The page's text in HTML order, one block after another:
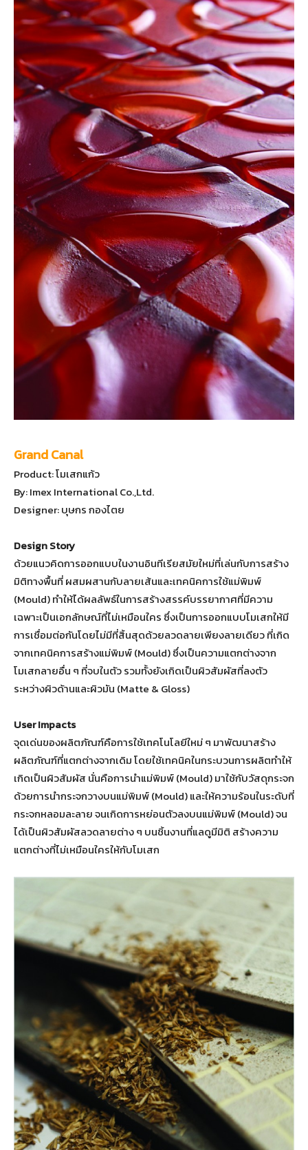
Grand Canal
Product: โมเสกแก้ว
By: Imex International Co.,Ltd.
Designer: บุษกร กองไตย
Design Story
ด้วยแนวคิดการออกแบบในงานอินทีเรียสมัยใหม่ที่เล่นกับการสร้าง
มิติทางพื้นที่ ผสมผสานกับลายเส้นและเทคนิคการใช้แม่พิมพ์
(Mould) ทำให้ได้ผลลัพธ์ในการสร้างสรรค์บรรยากาศที่มีความ
เฉพาะเป็นเอกลักษณ์ที่ไม่เหมือนใคร ซึ่งเป็นการออกแบบโมเสกให้มี
การเชื่อมต่อกันโดยไม่มีที่สิ้นสุดด้วยลวดลายเพียงลายเดียว ที่เกิด
จากเทคนิคการสร้างแม่พิมพ์ (Mould) ซึ่งเป็นความแตกต่างจาก
โมเสกลายอื่น ๆ ที่จบในตัว รวมทั้งยังเกิดเป็นผิวสัมผัสที่ลงตัว
ระหว่างผิวด้านและผิวมัน (Matte & Gloss)
User Impacts
จุดเด่นของผลิตภัณฑ์คือการใช้เทคโนโลยีใหม่ ๆ มาพัฒนาสร้าง
ผลิตภัณฑ์ที่แตกต่างจากเดิม โดยใช้เทคนิคในกระบวนการผลิตทำให้
เกิดเป็นผิวสัมผัส นั่นคือการนำแม่พิมพ์ (Mould) มาใช้กับวัสดุกระจก
ด้วยการนำกระจกวางบนแม่พิมพ์ (Mould) และให้ความร้อนในระดับที่
กระจกหลอมละลาย จนเกิดการหย่อนตัวลงบนแม่พิมพ์ (Mould) จน
ได้เป็นผิวสัมผัสลวดลายต่าง ๆ บนชิ้นงานที่แลดูมีมิติ สร้างความ
แตกต่างที่ไม่เหมือนใครให้กับโมเสก